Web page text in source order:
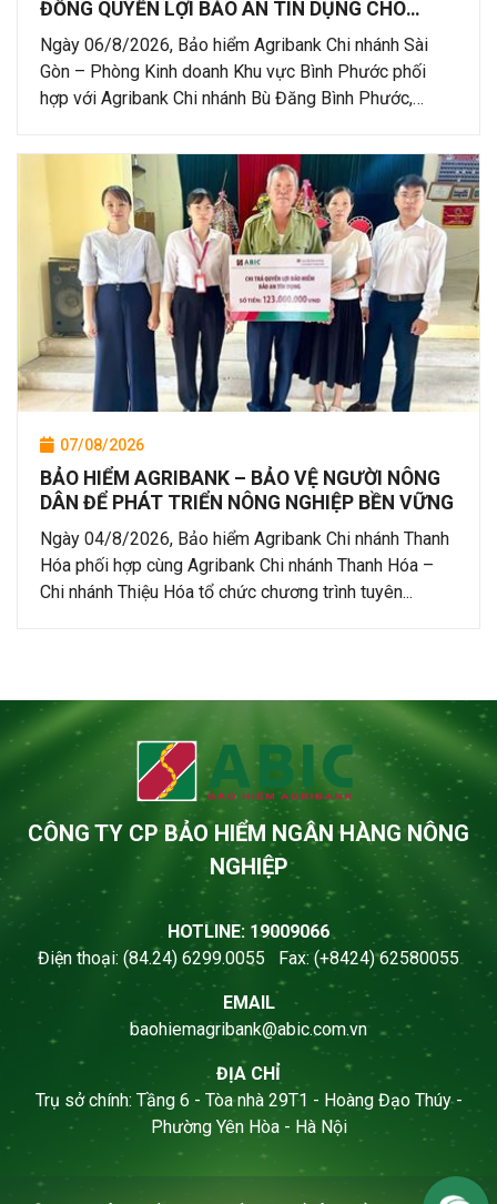
ĐỒNG QUYỀN LỢI BẢO AN TÍN DỤNG CHO
KHÁCH HÀNG TẠI BÌNH PHƯỚC
Ngày 06/8/2026, Bảo hiểm Agribank Chi nhánh Sài
Gòn – Phòng Kinh doanh Khu vực Bình Phước phối
hợp với Agribank Chi nhánh Bù Đăng Bình Phước,
07/08/2026
BẢO HIỂM AGRIBANK – BẢO VỆ NGƯỜI NÔNG
DÂN ĐỂ PHÁT TRIỂN NÔNG NGHIỆP BỀN VỮNG
Ngày 04/8/2026, Bảo hiểm Agribank Chi nhánh Thanh
Hóa phối hợp cùng Agribank Chi nhánh Thanh Hóa –
Chi nhánh Thiệu Hóa tổ chức chương trình tuyên...
CÔNG TY CP BẢO HIỂM NGÂN HÀNG NÔNG
NGHIỆP
HOTLINE: 19009066
Điện thoại: (84.24) 6299.0055 Fax: (+8424) 62580055
ĐỊA CHỈ
Trụ sở chính: Tầng 6 - Tòa nhà 29T1 - Hoàng Đạo Thúy -
Phường Yên Hòa - Hà Nội
EMAIL
baohiemagribank@abic.com.vn